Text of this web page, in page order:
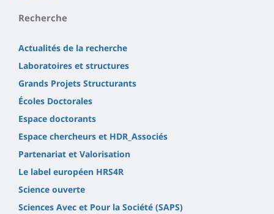
Recherche
Actualités de la recherche
Laboratoires et structures
Grands Projets Structurants
Écoles Doctorales
Espace doctorants
Espace chercheurs et HDR_Associés
Partenariat et Valorisation
Le label européen HRS4R
Science ouverte
Sciences Avec et Pour la Société (SAPS)